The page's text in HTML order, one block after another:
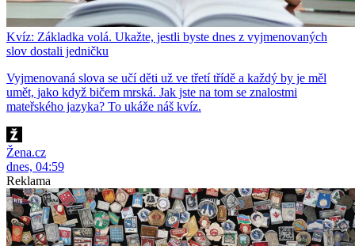
Kvíz: Základka volá. Ukažte, jestli byste dnes z vyjmenovaných
slov dostali jedničku
Vyjmenovaná slova se učí děti už ve třetí třídě a každý by je měl
umět, jako když bičem mrská. Jak jste na tom se znalostmi
mateřského jazyka? To ukáže náš kvíz.
Žena.cz
dnes, 04:59
Reklama